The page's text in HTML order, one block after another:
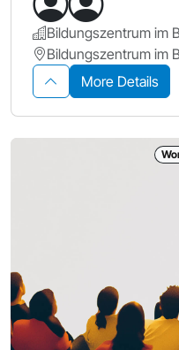
Bildungszentrum im
Bildungszentrum im
More Details